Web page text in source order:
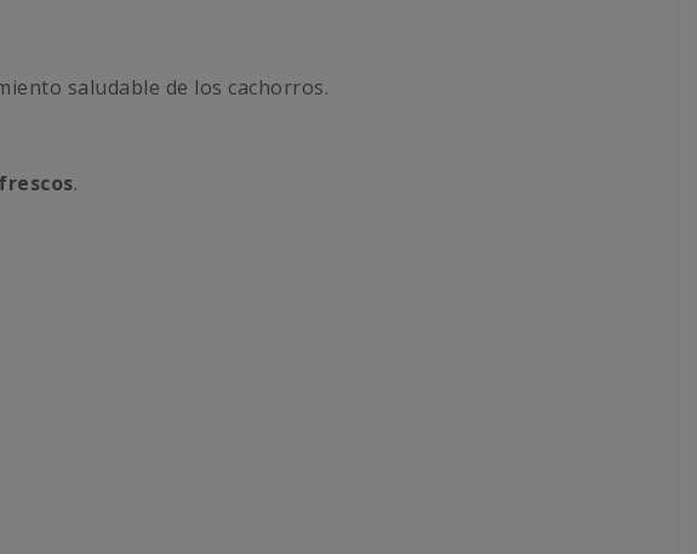
saludable de los cachorros.
.